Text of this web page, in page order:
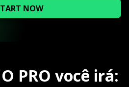
NOW
PRO você irá: